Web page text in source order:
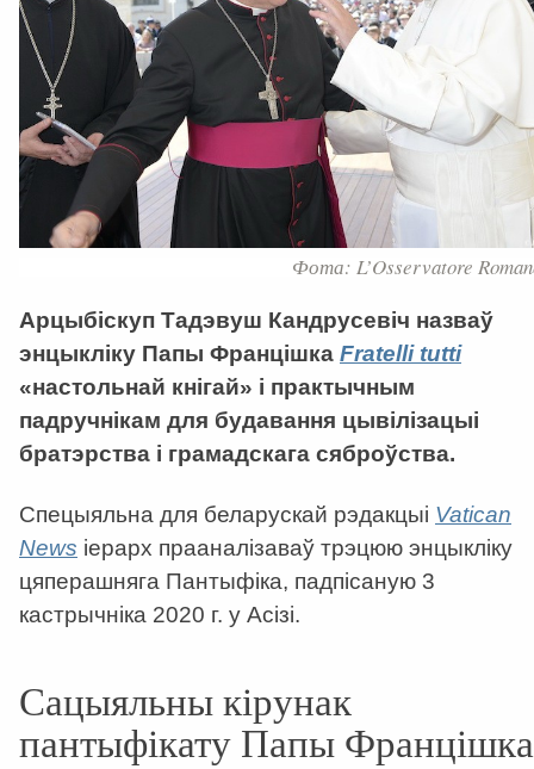
Фота: L’Osservatore
Арцыбіскуп Тадэвуш Кандрусевіч назваў
энцыкліку Папы Францішка Fratelli tutti
«настольнай кнігай» і практычным
падручнікам для будавання цывілізацыі
братэрства і грамадскага сяброўства.
Спецыяльна для беларускай рэдакцыі Vatican
News іерарх прааналізаваў трэцюю энцыкліку
цяперашняга Пантыфіка, падпісаную 3
кастрычніка 2020 г. у Асізі.
Сацыяльны кірунак
пантыфікату Папы Францішка